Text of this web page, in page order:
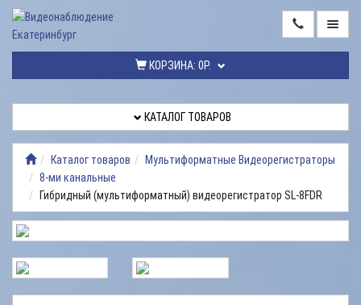
КОРЗИНА: 0Р.
ТОВАРОВ
ВИДЕОНАБЛЮДЕНИЯ
РЕМОНТ
ВИДЕОНАБЛЮДЕНИЯ
УСЛУГИ
ДОСТАВКА
КАТАЛОГ ТОВАРОВ
Каталог товаров
Мультиформатные Видеорегистраторы
8-ми канальные
Гибридный (мультиформатный) видеорегистратор SL-8FDR